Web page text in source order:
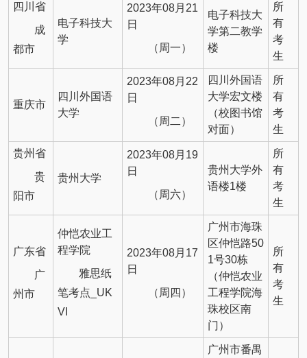
四川省
成
都市
电子科技大
学
2023年08月21
日
（周一）
电子科技大
学第二教学
楼
所
有
考
生
重庆市
四川外国语
大学
2023年08月22
日
（周二）
四川外国语
大学宏文楼
（校图书馆
对面）
所
有
考
生
贵州省
贵
阳市
贵州大学
2023年08月19
日
（周六）
贵州大学外
语楼1楼
所
有
考
生
广东省
广
州市
仲恺农业工
程学院
雅思纸
笔考点_UK
VI
2023年08月17
日
（周四）
广州市海珠
区仲恺路50
1号30栋
（仲恺农业
工程学院海
珠校区南
门）
所
有
考
生
广州市番禺